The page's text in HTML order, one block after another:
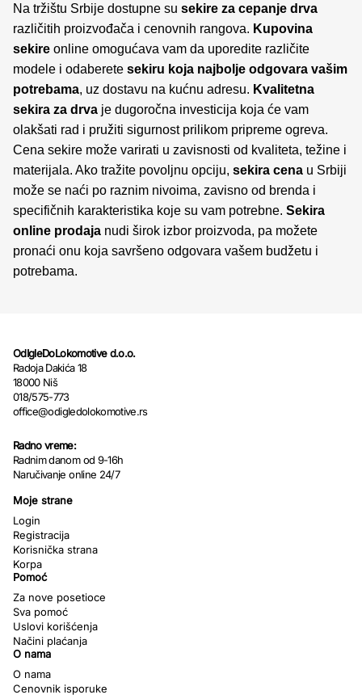
Na tržištu Srbije dostupne su sekire za cepanje drva
različitih proizvođača i cenovnih rangova. Kupovina
sekire online omogućava vam da uporedite različite
modele i odaberete sekiru koja najbolje odgovara vašim
potrebama, uz dostavu na kućnu adresu. Kvalitetna
sekira za drva je dugoročna investicija koja će vam
olakšati rad i pružiti sigurnost prilikom pripreme ogreva.
Cena sekire može varirati u zavisnosti od kvaliteta, težine i
materijala. Ako tražite povoljnu opciju, sekira cena u Srbiji
može se naći po raznim nivoima, zavisno od brenda i
specifičnih karakteristika koje su vam potrebne. Sekira
online prodaja nudi širok izbor proizvoda, pa možete
pronaći onu koja savršeno odgovara vašem budžetu i
potrebama.
OdIgleDoLokomotive d.o.o.
Radoja Dakića 18
18000 Niš
018/575-773
office@odigledolokomotive.rs
Radno vreme:
Radnim danom od 9-16h
Naručivanje online 24/7
Moje strane
Login
Registracija
Korisnička strana
Korpa
Pomoć
Za nove posetioce
Sva pomoć
Uslovi korišćenja
Načini plaćanja
O nama
O nama
Cenovnik isporuke